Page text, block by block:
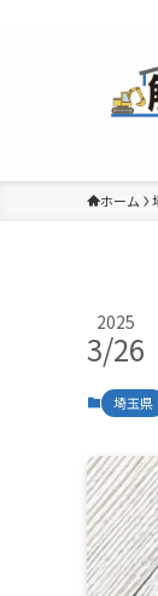
ホーム
2025
3/26
埼玉県